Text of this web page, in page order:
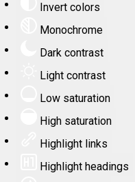
Invert colors
Monochrome
Dark contrast
Light contrast
Low saturation
High saturation
Highlight links
Highlight headings